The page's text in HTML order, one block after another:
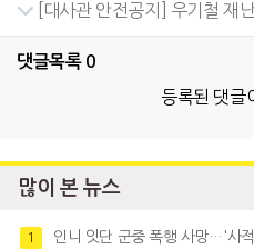
[대사관 안전공지] 우기철 재
댓글목록 0
등록된 댓글
많이 본 뉴스
1 인니 잇단 군중 폭행 사망…'사